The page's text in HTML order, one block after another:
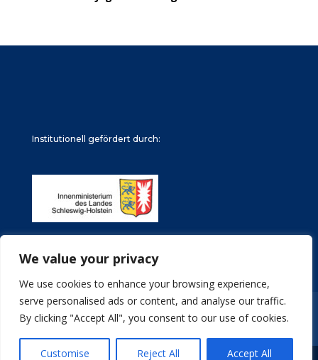
We value your privacy
We use cookies to enhance your browsing experience,
serve personalised ads or content, and analyse our traffic.
By clicking "Accept All", you consent to our use of cookies.
Customise Reject All Accept All
Institutionell gefördert durch:
Impressum Datenschutz
Stellenangebote